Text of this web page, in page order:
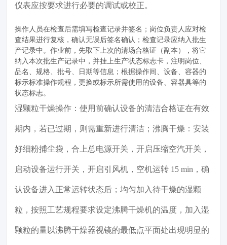
仪表应按要求进行必要的调试或校正。
操作人员在检查后需填写检查记录并签名；岗位负责人应对检
查结果进行复核，确认无误后签名确认；检查记录应纳入批生
产记录中。作业前，先取下上次的清场合格证（副本），将它
纳入本次批生产记录中，并挂上生产状态标志卡，注明岗位、
品名、规格、批号、日期等信息；根据操作间、设备、容器的
标示标准操作规程，更换或标示所需使用的设备、容器具等的
状态标志。
湿颗粒干燥操作：使用前确认设备的清洁合格证在有效
期内，若已过期，则需重新进行清洁；沸腾干燥：安装
好细粉捕尘袋，合上总电源开关，开启压缩空汽开关，
启动设备运行开关，开启引风机，空机运转 15 min，确
认设备进入正常运转状态后；均匀加入待干燥的湿颗
粒，按照工艺规程要求设定沸腾干燥机的温度，加入湿
颗粒的量以沸腾干燥器视镜的最低点平面处出现明显的